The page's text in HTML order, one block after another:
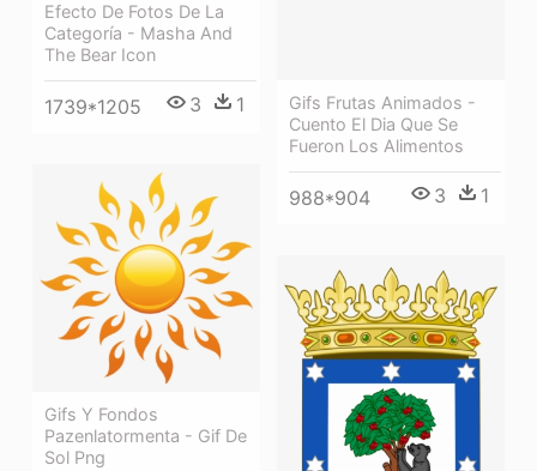
Efecto De Fotos De La
Categoría - Masha And
The Bear Icon
1739*1205 3 1
Gifs Frutas Animados -
Cuento El Dia Que Se
Fueron Los Alimentos
988*904 3 1
Gifs Y Fondos
Pazenlatormenta - Gif De
Sol Png